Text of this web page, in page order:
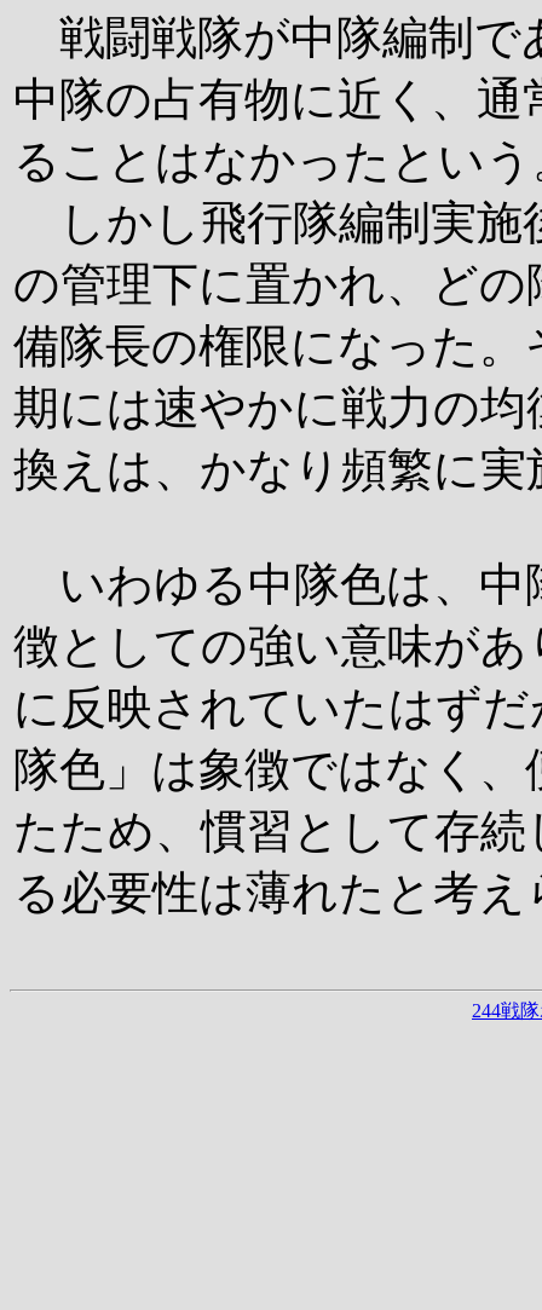
戦闘戦隊が中隊編制で
中隊の占有物に近く、
ることはなかったという
しかし飛行隊編制実施
の管理下に置かれ、ど
備隊長の権限になった
期には速やかに戦力の
換えは、かなり頻繁に実
いわゆる中隊色は、中
徴としての強い意味が
に反映されていたはず
隊色」は象徴ではなく
たため、慣習として存
る必要性は薄れたと考え
244戦